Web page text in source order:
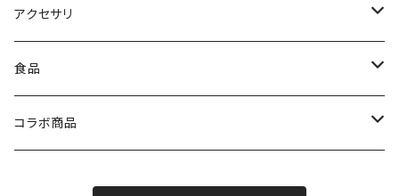
コップ
アクセサリ
ステッカー
食品
たこ焼き粉
コラボ商品